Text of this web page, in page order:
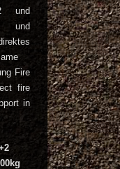
und
und
Fire
fire
in